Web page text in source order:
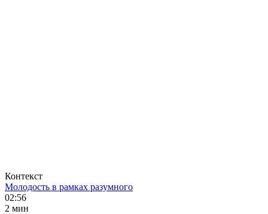
Контекст
Молодость в рамках разумного
02:56
2 мин